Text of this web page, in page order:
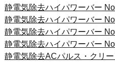
静電気除去ハイパワーバー
静電気除去ハイパワーバー
静電気除去ハイパワーバー
静電気除去ハイパワーバー
静電気除去ACパルス・クリ